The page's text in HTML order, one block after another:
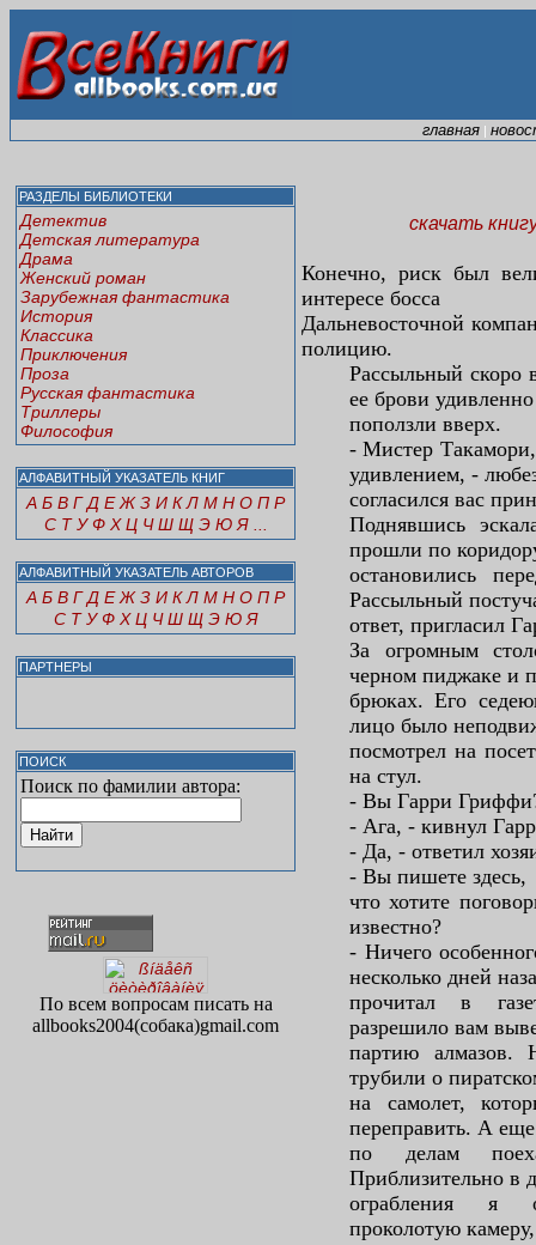
главная |
РАЗДЕЛЫ БИБЛИОТЕКИ
Детектив
Детская литература
Драма
Женский роман
Зарубежная фантастика
История
Классика
Приключения
Проза
Русская фантастика
Триллеры
Философия
АЛФАВИТНЫЙ УКАЗАТЕЛЬ КНИГ
А Б В Г Д Е Ж З И К Л М Н О П Р
С Т У Ф Х Ц Ч Ш Щ Э Ю Я
АЛФАВИТНЫЙ УКАЗАТЕЛЬ АВТОРОВ
А Б В Г Д Е Ж З И К Л М Н О П Р
С Т У Ф Х Ц Ч Ш Щ Э Ю Я
ПАРТНЕРЫ
ПОИСК
Поиск по фамилии автора:
По всем вопросам писать на
allbooks2004(собака)gmail.com
скачать
Конечно, риск был
интересе босса
Дальневосточной
полицию.
Рассыльный скоро
ее брови удивленно
поползли вверх.
- Мистер
удивлением, -
согласился вас
Поднявшись
прошли по
остановились
Рассыльный
ответ, пригласил
За огромным
черном пиджаке и
брюках. Его
лицо было
посмотрел на
на стул.
- Вы Гарри
- Ага, - кивнул
- Да, - ответил
- Вы пишете здесь,
что хотите
известно?
- Ничего
несколько дней
прочитал в
разрешило вам
партию алмазов.
трубили о
на самолет,
переправить. А еще
по делам
Приблизительно в
ограбления я
проколотую